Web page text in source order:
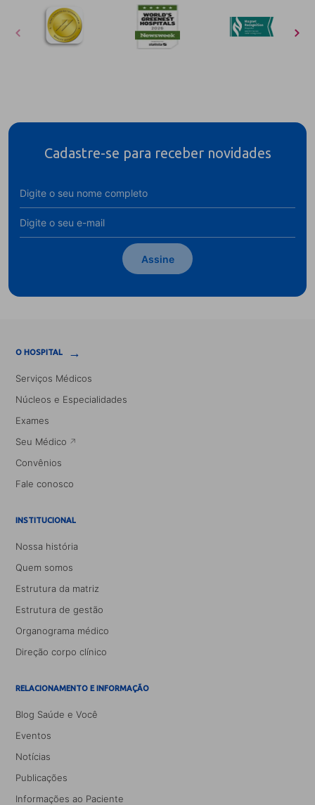
Cadastre-se para receber novidades
Assine
O HOSPITAL →
Serviços Médicos
Núcleos e Especialidades
Exames
Seu Médico
Convênios
Fale conosco
INSTITUCIONAL
Nossa história
Quem somos
Estrutura da matriz
Estrutura de gestão
Organograma médico
Direção corpo clínico
RELACIONAMENTO E INFORMAÇÃO
Blog Saúde e Você
Eventos
Notícias
Publicações
Informações ao Paciente